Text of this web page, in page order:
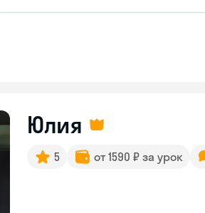
Юлия
5 от 1590 ₽ за урок